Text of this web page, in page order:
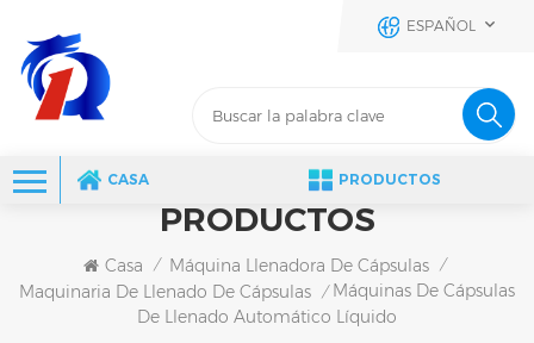
ESPAÑOL
CASA PRODUCTOS
PRODUCTOS
Casa / Máquina Llenadora De Cápsulas /
Maquinaria De Llenado De Cápsulas / Máquinas De Cápsulas
De Llenado Automático Líquido